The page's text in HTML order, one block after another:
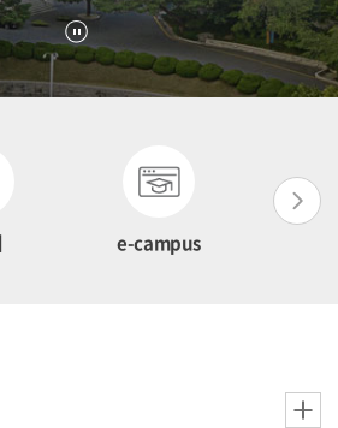
e-campus